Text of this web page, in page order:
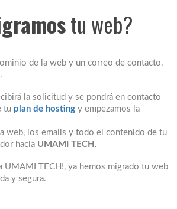
tu web?
de la web y un correo de contacto.
.
la solicitud y se pondrá en contacto
tu plan de hosting y empezamos la
la web, los emails y todo el contenido de tu
hacia UMAMI TECH .
UMAMI TECH!, ya hemos migrado tu web
y segura.